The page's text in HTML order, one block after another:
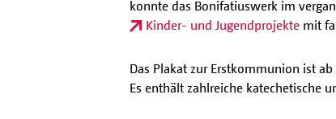
konnte das Bonifatiuswerk im
Kinder- und Jugendprojekte mit
Das Plakat zur Erstkommunion ist
Es enthält zahlreiche katechetische